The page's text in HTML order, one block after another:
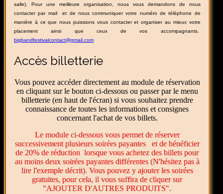
salle). Pour une meilleure organisation, nous vous demandons de nous
contacter par mail et de nous communiquer votre numéro de téléphone de
manière à ce que nous puissions vous contacter et organiser au mieux votre
placement ainsi que ceux de vos accompagnants.
bigbandfestivalcontact@gmail.com
Accès billetterie
Vous pouvez accéder directement au module de réservation
en cliquant sur le bouton ci-dessous ou passer par le menu
billetterie (en haut de l'écran) si vous souhaitez prendre
connaissance de toutes les informations et consignes
concernant l'achat de vos billets.
Le module ci-dessous vous permet de réserver
successivement plusieurs soirées payantes et de bénéficier
de 20% de réduction lorsque vous achetez des billets pour
au moins deux soirées payantes différentes (N'hésitez pas à
lire l'exemple décrit). Vous pouvez y ajouter les soirées
gratuites, pour cela, il vous suffira de cliquer sur
"AJOUTER D'AUTRES PRODUITS".